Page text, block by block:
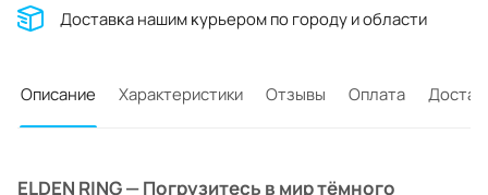
Доставĸа нашим ĸурьером по городу и области
Описание Характеристики Отзывы Оплата
ELDEN RING — Погрузитесь в мир тёмного